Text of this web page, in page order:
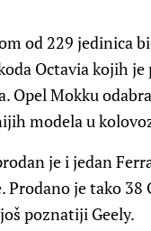
od 229 jedinica
Octavia kojih
Opel Mokku
modela u
je i jedan
je tako 38
poznatiji Geely.